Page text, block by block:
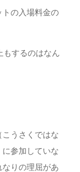
トの入場料金の
もするのはなん
こうさくではな
に参加していな
りの理屈があ